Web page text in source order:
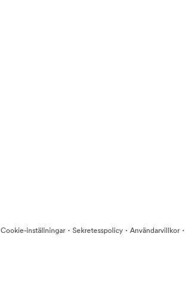
Cookie-inställningar· Sekretesspolicy · Användarvillkor·